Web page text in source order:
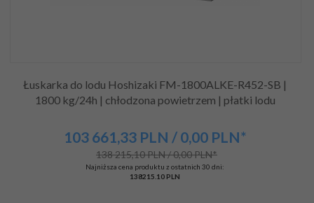
Łuskarka do lodu Hoshizaki FM-1800ALKE-R452-SB |
1800 kg/24h | chłodzona powietrzem | płatki lodu
103 661,33PLN / 0,00 PLN*
138 215,10 PLN / 0,00 PLN*
Najniższa cena produktu z ostatnich 30 dni:
138215.10 PLN